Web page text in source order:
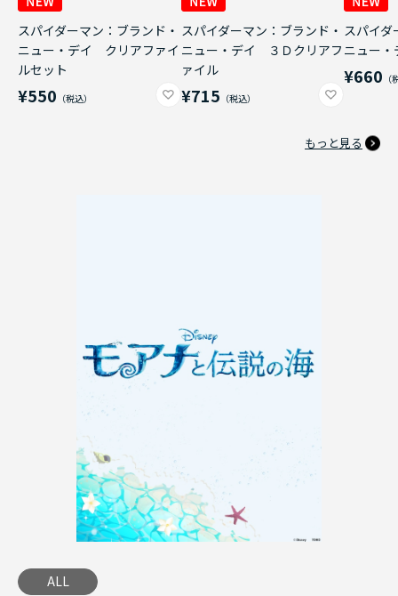
スパイダーマン：ブランド・
ニュー・デイ クリアファイ
ルセット
¥550
スパイダーマン：ブランド・
ニュー・デイ ３Ｄクリアフ
ァイル
¥715
スパイダ
ニュー
¥660
もっと見る
ALL